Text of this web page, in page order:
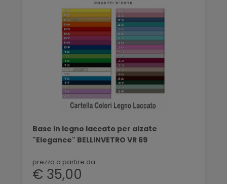
Base in legno laccato per alzate
"Elegance" BELLINVETRO VR 69
prezzo a partire da
€ 35,00